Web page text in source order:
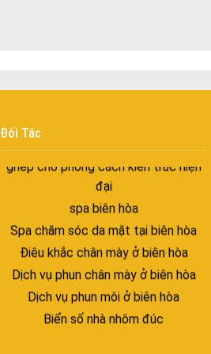
Đối Tác
Cửa sổ trượt đứng – Điểm nhấn sáng
Cửa thép vân gỗ Nhật Bản – Mảnh
ghép cho phong cách kiến trúc hiện
đại
spa biên hòa
Spa chăm sóc da mặt tại biên hòa
Điêu khắc chân mày ở biên hòa
Dịch vụ phun chân mày ở biên hòa
Dịch vụ phun môi ở biên hòa
Biển số nhà nhôm đúc
Công ty vận tải ở nhơn trạch